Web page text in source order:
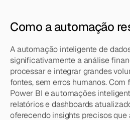
Como a automação
A automação inteligente de
significativamente a análise
processar e integrar grandes
fontes, sem erros humanos.
Power BI e automações
relatórios e dashboards
oferecendo insights precisos